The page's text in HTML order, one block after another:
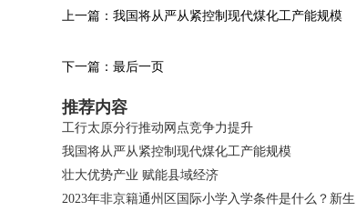
上一篇：我国将从严从紧控制现代煤化工产能规模
下一篇：最后一页
推荐内容
工行太原分行推动网点竞争力提升
我国将从严从紧控制现代煤化工产能规模
壮大优势产业 赋能县域经济
2023年非京籍通州区国际小学入学条件是什么？新生